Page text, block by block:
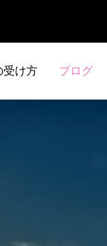
受け方 ブログ